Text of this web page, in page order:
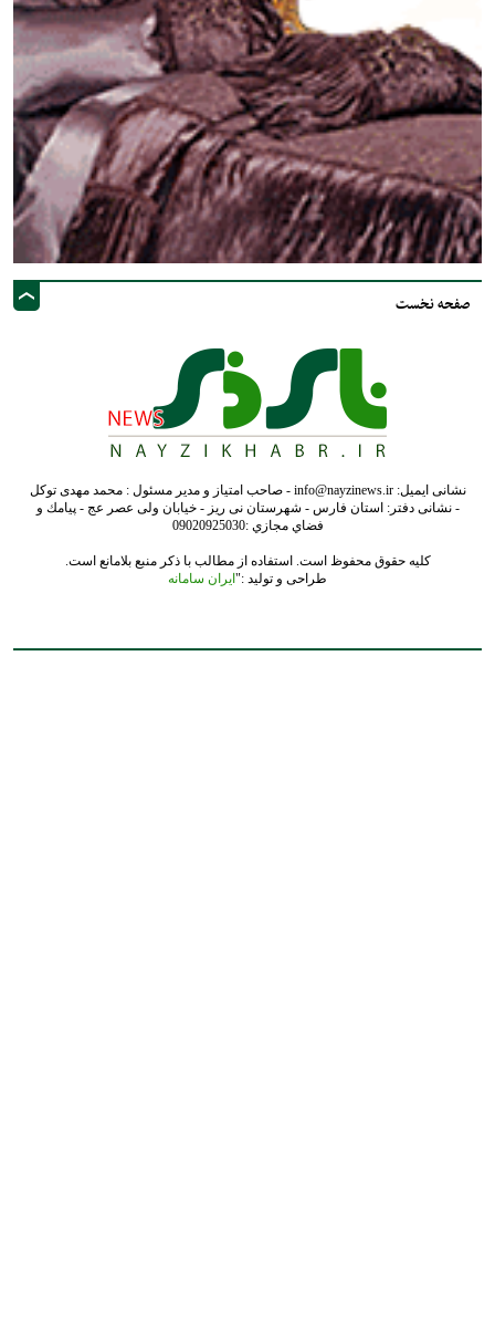
صفحه نخست
نشانی ایمیل: info@nayzinews.ir - صاحب امتیاز و مدیر مسئول : محمد مهدی توکل
- نشانی دفتر: استان فارس - شهرستان نی ریز - خیابان ولی عصر عج - پيامك و
فضاي مجازي :09020925030
کلیه حقوق محفوظ است. استفاده از مطالب با ذکر منبع بلامانع است.
طراحی و تولید :"ایران سامانه